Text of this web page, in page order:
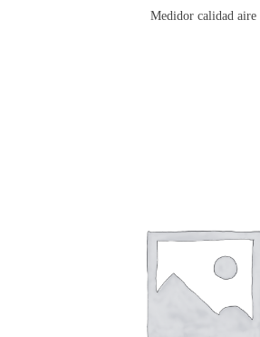
Medidor calidad aire